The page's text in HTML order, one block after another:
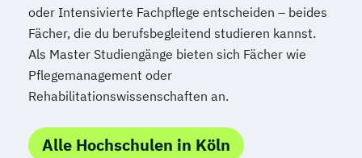
oder Intensivierte Fachpflege entscheiden – beides
Fächer, die du berufsbegleitend studieren kannst.
Als Master Studiengänge bieten sich Fächer wie
Pflegemanagement oder
Rehabilitationswissenschaften an.
Alle Hochschulen in Köln